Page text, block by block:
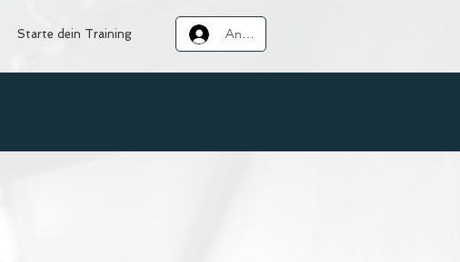
Starte dein Training Anmelden